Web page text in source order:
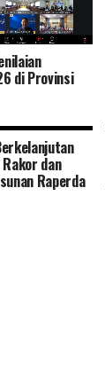
di Provinsi
dan
Raperda